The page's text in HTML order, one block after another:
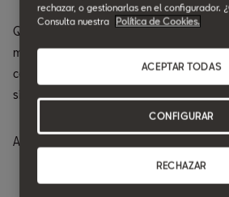
Queremos que conduzcas con total
mayor número de kilómetros posible.
camino es mejor si solo tienes que
siguiente destino.
Aprovecha las ventajas que ofrecemos:
rechazar, o gestionarlas en el configurador.
Consulta nuestra Política de Cookies.
RECHAZAR
ACEPTAR TODAS
CONFIGURAR